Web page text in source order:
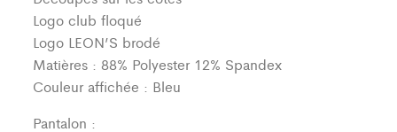
Logo club floqué
Logo LEON’S brodé
Matières : 88% Polyester 12% Spandex
Couleur affichée : Bleu
Pantalon :